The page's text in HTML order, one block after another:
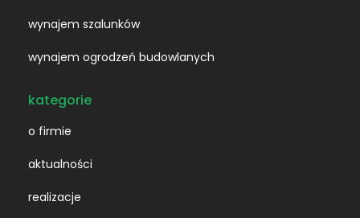
wynajem szalunków
wynajem ogrodzeń budowlanych
kategorie
o firmie
aktualności
realizacje